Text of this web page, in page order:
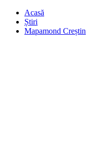
Acasă
Știri
Mapamond Creștin